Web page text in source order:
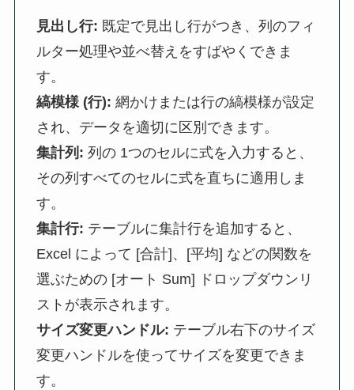
見出し行: 既定で見出し行がつき、列のフィ
ルター処理や並べ替えをすばやくできま
す。
縞模様 (行): 網かけまたは行の縞模様が設定
され、データを適切に区別できます。
集計列: 列の 1つのセルに式を入力すると、
その列すべてのセルに式を直ちに適用しま
す。
集計行: テーブルに集計行を追加すると、
Excel によって [合計]、[平均] などの関数を
選ぶための [オート Sum] ドロップダウンリ
ストが表示されます。
サイズ変更ハンドル: テーブル右下のサイズ
変更ハンドルを使ってサイズを変更できま
す。